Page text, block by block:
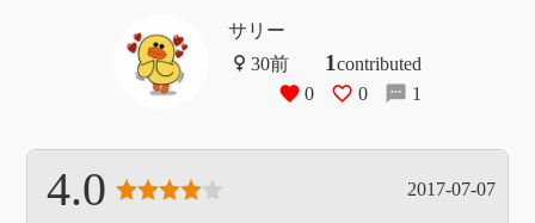
サリー
1contributed
0
0 1
4.0 2017-07-07